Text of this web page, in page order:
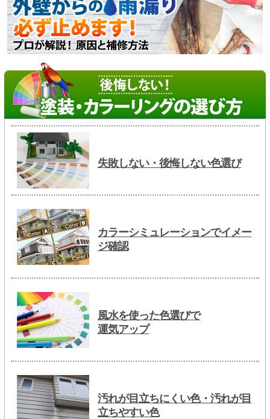
失敗しない・後悔しない色選び
カラーシミュレーションでイメー
ジ確認
風水を使った色選びで
運気アップ
汚れが目立ちにくい色・汚れが目
立ちやすい色